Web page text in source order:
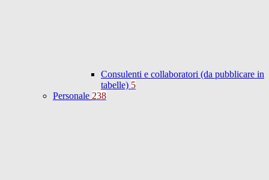
Consulenti e collaboratori (da pubblicare in
tabelle) 5
Personale 238